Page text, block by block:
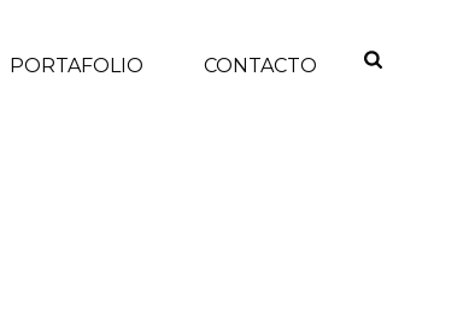
PORTAFOLIO CONTACTO